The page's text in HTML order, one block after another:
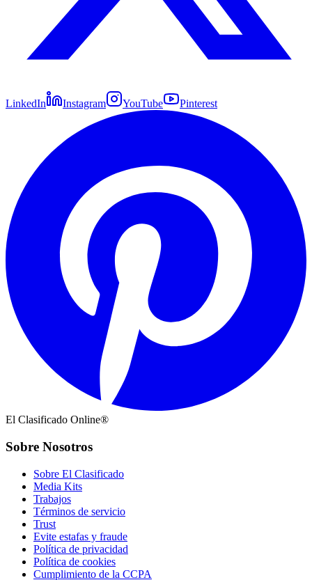
LinkedIn Instagram YouTube Pinterest
El Clasificado Online®
Sobre Nosotros
Sobre El Clasificado
Media Kits
Trabajos
Términos de servicio
Trust
Evite estafas y fraude
Política de privacidad
Política de cookies
Cumplimiento de la CCPA